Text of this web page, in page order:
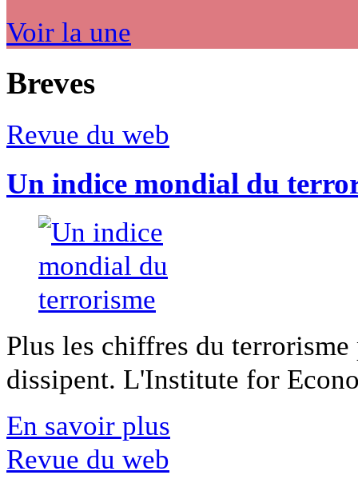
Voir la une
Breves
Revue du web
Un indice mondial du
Plus les chiffres du
dissipent. L'Institute for
En savoir plus
Revue du web